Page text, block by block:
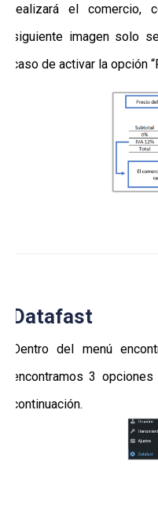
realizará el comercio,
siguiente imagen solo
caso de activar la opción
Datafast
Dentro del menú
encontramos 3
continuación.